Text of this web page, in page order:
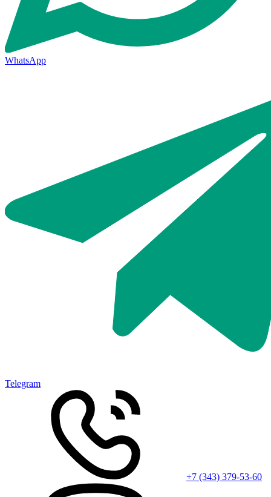
WhatsApp
Telegram
+7 (343) 379-53-60